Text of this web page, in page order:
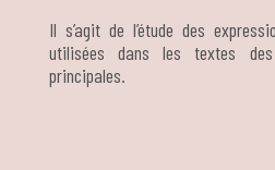
Il s’agit de l’étude des
utilisées dans les textes
principales.